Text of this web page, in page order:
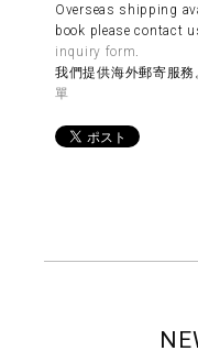
Overseas shipping
book please contact
inquiry form
我們提供海外郵寄服
單